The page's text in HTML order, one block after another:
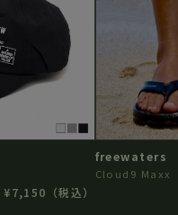
¥7,150（税込）
freewaters
Cloud9 Maxx